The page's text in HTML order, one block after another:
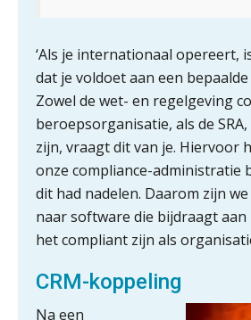
‘Als je internationaal opereert,
dat je voldoet aan een
Zowel de wet- en regelgeving
beroepsorganisatie, als de
zijn, vraagt dit van je. Hiervoor
onze compliance-administratie
dit had nadelen. Daarom zijn
naar software die bijdraagt
het compliant zijn als
CRM-koppeling
Na een